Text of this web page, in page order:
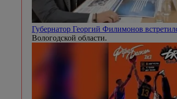
Губернатор Георгий Филимонов
Вологодской области.